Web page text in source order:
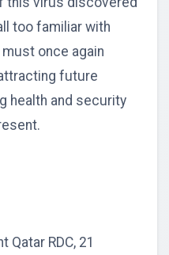
too familiar with
once again
future
health and security
Qatar RDC, 21